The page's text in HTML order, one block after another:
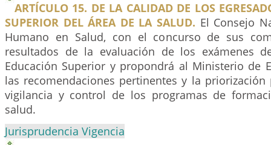
ARTÍCULO 15. DE LA CALIDAD DE LOS
SUPERIOR DEL ÁREA DE LA SALUD. El Consejo
Humano en Salud, con el concurso de sus
resultados de la evaluación de los exámenes
Educación Superior y propondrá al Ministerio de
las recomendaciones pertinentes y la priorización
vigilancia y control de los programas de
salud.
Jurisprudencia Vigencia